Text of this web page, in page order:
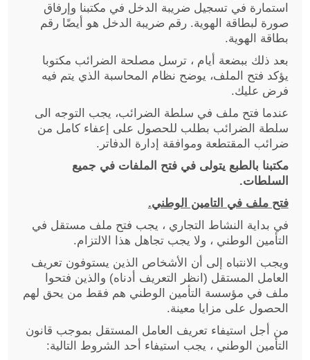
استمارة في تسجيل ضريبة الدخل في مكتبنا وإرفاق
صورة لبطاقة الهوية. رقم ضريبة الدخل هو أيضًا رقم
بطاقة الهوية.
بعد ذلك ببضعة أيام ، ترسل مصلحة الضرائب مكتوبا
يؤكد فتح الملف، يوضح نظام المحاسبة الذي يتم فيه
فرض عليك.
عندما فتح ملف في سلطة الضرائب، يجب التوجه الى
سلطة الضرائب بطلب للحصول على إعفاء كامل من
ضرائب المقتطعة وموافقة إدارة الدفاتر.
مكتبنا بالطبع يتولى في فتح الملفات في جميع
السلطات.
فتح ملف في التامين الوطني.
في بداية النشاط التجاري ، يجب فتح ملف مستقل في
التأمين الوطني ، ولا يجب تجاهل هذا الالتزام.
ويجب الانتباه إلى أن الأشخاص الذين يستوفون تعريف
العامل المستقل (انظر التعريف أدناه) والذين فتحوا
ملف في مؤسسة التأمين الوطني هم فقط من يحق لهم
الحصول على مزايا معينة.
من أجل استيفاء تعريف العامل المستقل بموجب قانون
التأمين الوطني ، يجب استيفاء أحد الشروط التالية: